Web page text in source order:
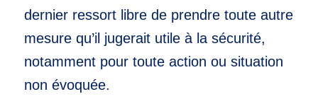
dernier ressort libre de prendre toute autre
mesure qu’il jugerait utile à la sécurité,
notamment pour toute action ou situation
non évoquée.